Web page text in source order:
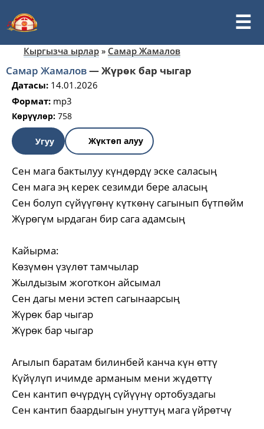
Кыргызча ырлар » Самар Жамалов
Самар Жамалов—Жүрөк бар чыгар
Датасы: 14.01.2026
Формат: mp3
Көрүүлөр: 758
Угуу Жүктөп алуу
Сен мага бактылуу күндөрдү эске саласың
Сен мага эң керек сезимди бере аласың
Сен болуп сүйүүгөнү күткөнү сагынып бүтпөйм
Жүрөгүм ырдаган бир сага адамсың
Кайырма:
Көзүмөн үзүлөт тамчылар
Жылдызым жоготкон айсымал
Сен дагы мени эстеп сагынаарсың
Жүрөк бар чыгар
Жүрөк бар чыгар
Агылып баратам билинбей канча күн өттү
Күйүлүп ичимде арманым мени жүдөттү
Сен кантип өчүрдүң сүйүүнү ортобуздагы
Сен кантип баардыгын унуттуң мага үйрөтчү